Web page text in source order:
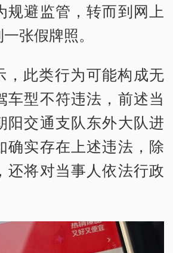
规避监管，转而到网上
张假牌照。
，此类行为可能构成无
车型不符违法，前述当
阳交通支队东外大队进
确实存在上述违法，除
还将对当事人依法行政